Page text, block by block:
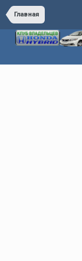
Главная